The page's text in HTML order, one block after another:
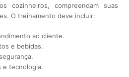
cozinheiros, compreendam suas
O treinamento deve incluir:
ao cliente.
e bebidas.
e tecnologia.